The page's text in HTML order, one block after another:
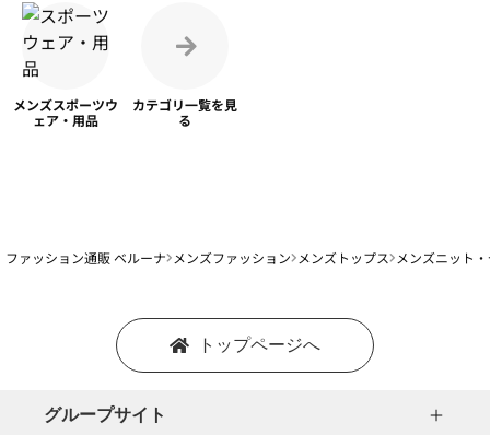
メンズスポーツウ
ェア・用品
カテゴリ一覧を見
る
ファッション通販 ベルーナ メンズファッション メンズトップス メンズニット
トップページへ
グループサイト